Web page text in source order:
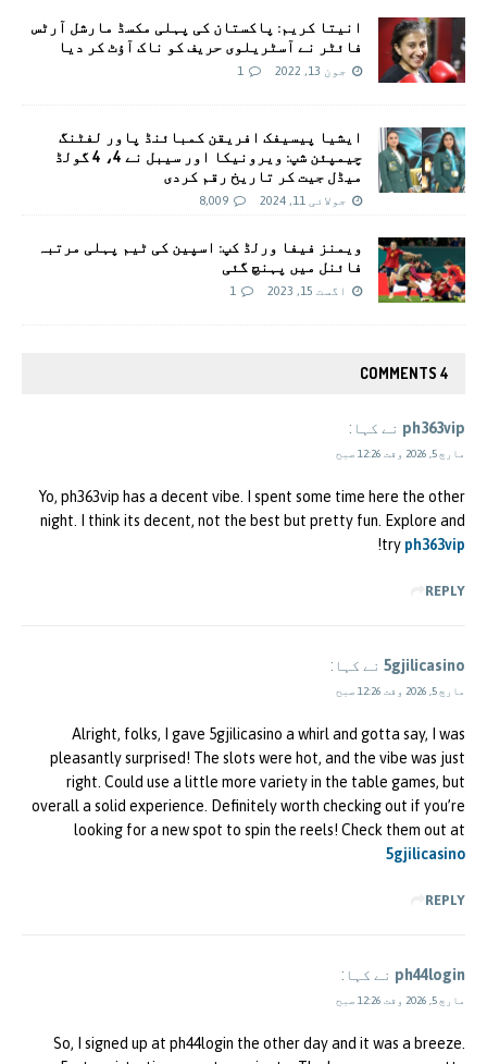
انیتا کریم: پاکستان کی پہلی مکسڈ مارشل آرٹس
فائٹر نے آسٹریلوی حریف کو ناک آؤٹ کر دیا
جون 13, 2022 1
ایشیا پیسیفک افریقن کمبائنڈ پاور لفٹنگ
چیمپئن شپ: ویرونیکا اور سیبل نے 4، 4 گولڈ
میڈل جیت کر تاریخ رقم کردی
جولائی 11, 2024 8,009
ویمنز فیفا ورلڈ کپ: اسپین کی ٹیم پہلی مرتبہ
فائنل میں پہنچ گئی
اگست 15, 2023 1
4 COMMENTS
ph363vip نے کہا:
مارچ 5, 2026 وقت 12:26 صبح
Yo, ph363vip has a decent vibe. I spent some time here the other
night. I think its decent, not the best but pretty fun. Explore and
try ph363vip
!
REPLY
5gjilicasino نے کہا:
مارچ 5, 2026 وقت 12:26 صبح
Alright, folks, I gave 5gjilicasino a whirl and gotta say, I was
pleasantly surprised! The slots were hot, and the vibe was just
right. Could use a little more variety in the table games, but
overall a solid experience. Definitely worth checking out if you’re
looking for a new spot to spin the reels! Check them out at
5gjilicasino
REPLY
ph44login نے کہا:
مارچ 5, 2026 وقت 12:26 صبح
So, I signed up at ph44login the other day and it was a breeze.